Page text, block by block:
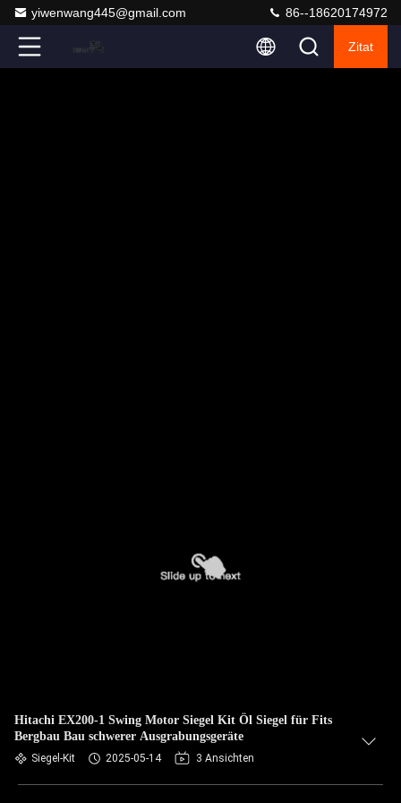
yiwenwang445@gmail.com 86--18620174972
Zitat
Hitachi EX200-1 Swing Motor Siegel Kit Öl Siegel für Fits
Bergbau Bau schwerer Ausgrabungsgeräte
Siegel-Kit 2025-05-14 3 Ansichten